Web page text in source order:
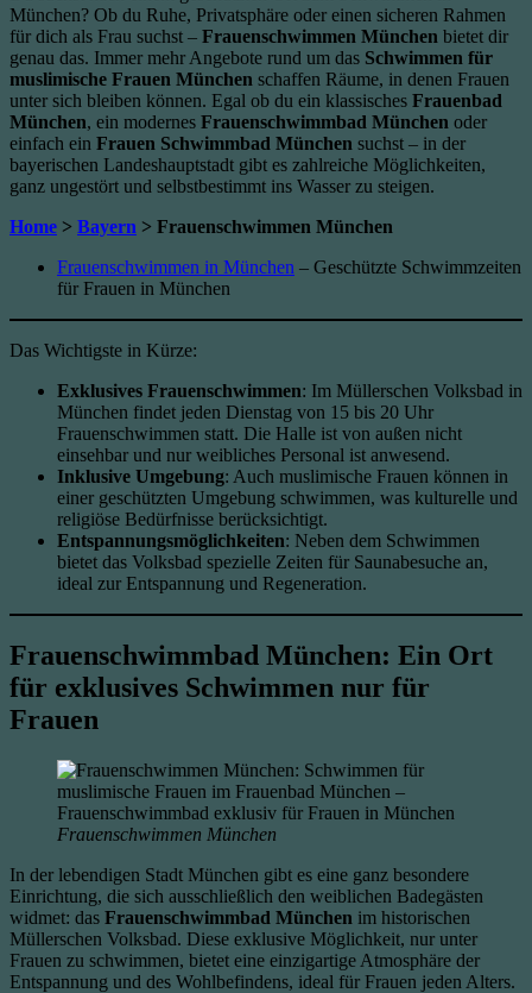
München? Ob du Ruhe, Privatsphäre oder einen sicheren Rahmen
für dich als Frau suchst – Frauenschwimmen München bietet dir
genau das. Immer mehr Angebote rund um das Schwimmen für
muslimische Frauen München schaffen Räume, in denen Frauen
unter sich bleiben können. Egal ob du ein klassisches Frauenbad
München, ein modernes Frauenschwimmbad München oder
einfach ein Frauen Schwimmbad München suchst – in der
bayerischen Landeshauptstadt gibt es zahlreiche Möglichkeiten,
ganz ungestört und selbstbestimmt ins Wasser zu steigen.
Home > Bayern > Frauenschwimmen München
Frauenschwimmen in München – Geschützte Schwimmzeiten
für Frauen in München
Das Wichtigste in Kürze:
Exklusives Frauenschwimmen: Im Müllerschen Volksbad in
München findet jeden Dienstag von 15 bis 20 Uhr
Frauenschwimmen statt. Die Halle ist von außen nicht
einsehbar und nur weibliches Personal ist anwesend.
Inklusive Umgebung: Auch muslimische Frauen können in
einer geschützten Umgebung schwimmen, was kulturelle und
religiöse Bedürfnisse berücksichtigt.
Entspannungsmöglichkeiten: Neben dem Schwimmen
bietet das Volksbad spezielle Zeiten für Saunabesuche an,
ideal zur Entspannung und Regeneration.
Frauenschwimmbad München: Ein Ort
für exklusives Schwimmen nur für
Frauen
Frauenschwimmen München
In der lebendigen Stadt München gibt es eine ganz besondere
Einrichtung, die sich ausschließlich den weiblichen Badegästen
widmet: das Frauenschwimmbad München im historischen
Müllerschen Volksbad. Diese exklusive Möglichkeit, nur unter
Frauen zu schwimmen, bietet eine einzigartige Atmosphäre der
Entspannung und des Wohlbefindens, ideal für Frauen jeden Alters.